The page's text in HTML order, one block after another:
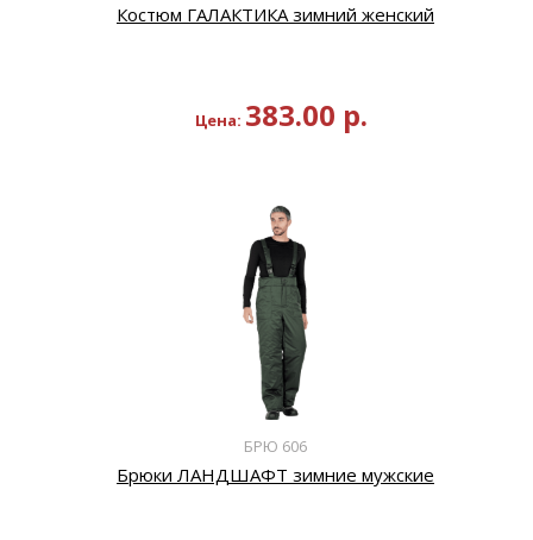
Костюм ГАЛАКТИКА зимний женский
Цена: 383.00 р.
БРЮ 606
Брюки ЛАНДШАФТ зимние мужские